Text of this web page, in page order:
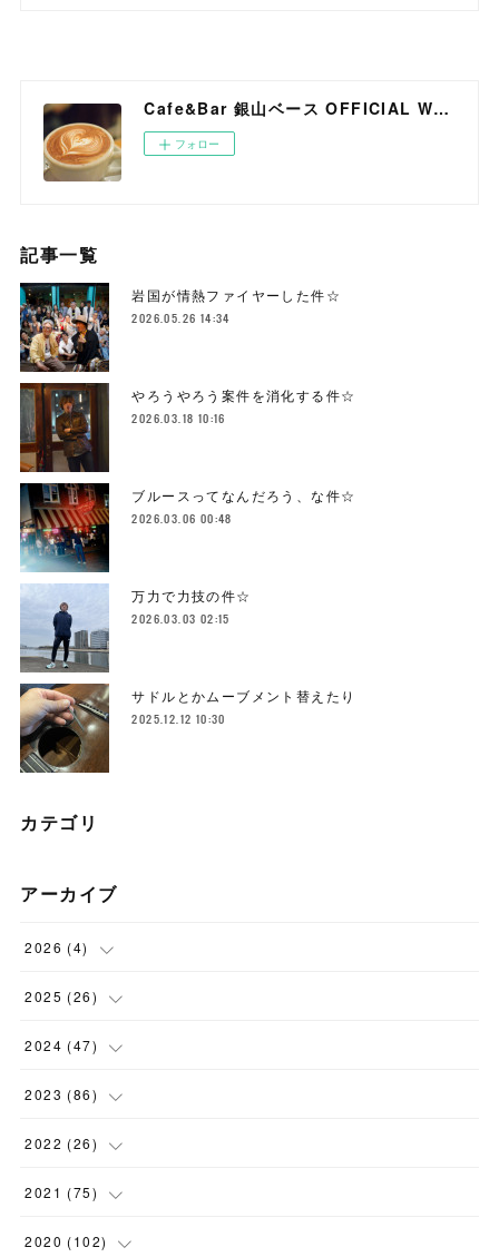
Cafe&Bar 銀山ベース OFFICIAL WEB SITE
フォロー
記事一覧
岩国が情熱ファイヤーした件☆
2026.05.26 14:34
やろうやろう案件を消化する件☆
2026.03.18 10:16
ブルースってなんだろう、な件☆
2026.03.06 00:48
万力で力技の件☆
2026.03.03 02:15
サドルとかムーブメント替えたり
2025.12.12 10:30
カテゴリ
アーカイブ
2026 (4)
(1)
(3)
2025 (26)
(2)
(1)
(2)
(3)
2024 (47)
(4)
(2)
(1)
( 1 )
2023 (86)
(6)
(9)
(15)
2022 (26)
(5)
(2)
2021 (75)
(2)
2020 (102)